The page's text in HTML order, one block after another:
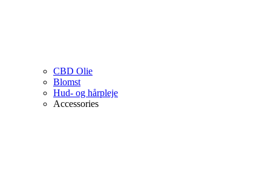
CBD Olie
Blomst
Hud- og hårpleje
Accessories